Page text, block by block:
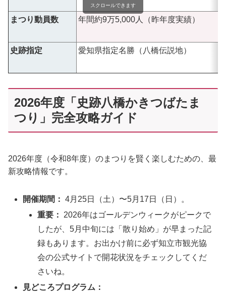
まつり動員数 年間約9万5,000人（昨年度実績）
史跡指定 愛知県指定名勝（八橋伝説地）
スクロールできます
2026年度「史跡八橋かきつばたま
つり」完全攻略ガイド
2026年度（令和8年度）のまつりを賢く楽しむための、最
新攻略情報です。
開催期間： 4月25日（土）〜5月17日（日）。
重要：
2026年はゴールデンウィークがピークで
したが、5月中旬には「散り始め」が早まった記
録もあります。お出かけ前に必ず知立市観光協
会の公式サイトで開花状況をチェックしてくだ
さいね。
見どころプログラム：